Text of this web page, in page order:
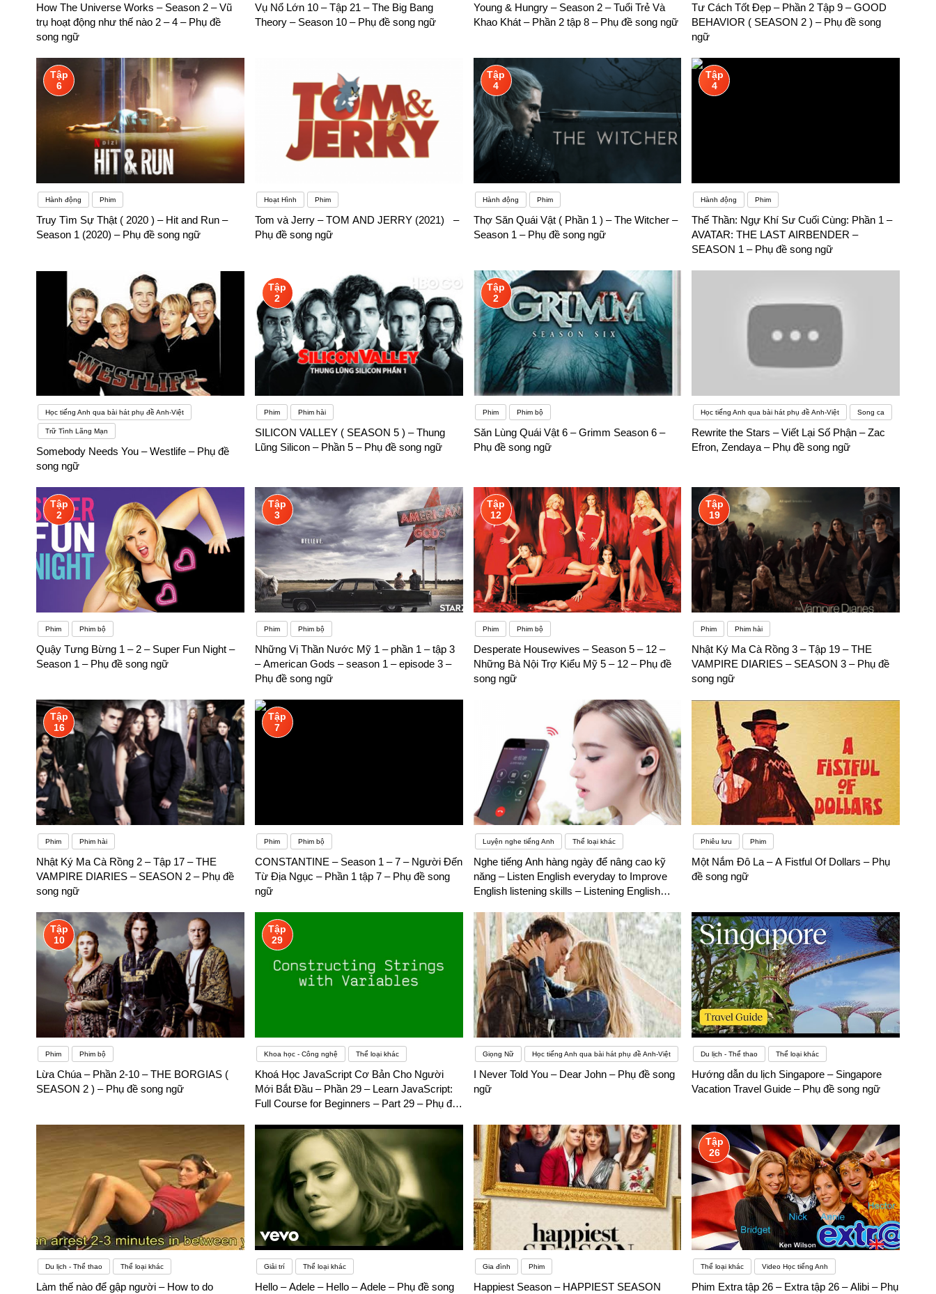
How The Universe Works – Season 2 – Vũ
trụ hoạt động như thế nào 2 – 4 – Phụ đề
song ngữ
Vụ Nổ Lớn 10 – Tập 21 – The Big Bang
Theory – Season 10 – Phụ đề song ngữ
Young & Hungry – Season 2 – Tuổi Trẻ Và
Khao Khát – Phần 2 tập 8 – Phụ đề song ngữ
Tư Cách Tốt Đẹp – Phần 2 Tập 9 – GOOD
BEHAVIOR ( SEASON 2 ) – Phụ đề song
ngữ
Tập
6
Hành động Phim
Truy Tìm Sự Thật ( 2020 ) – Hit and Run –
Season 1 (2020) – Phụ đề song ngữ
Hoạt Hình Phim
Tom và Jerry – TOM AND JERRY (2021) –
Phụ đề song ngữ
Tập
4
Hành động Phim
Thợ Săn Quái Vật ( Phần 1 ) – The Witcher –
Season 1 – Phụ đề song ngữ
Tập
4
Hành động Phim
Thế Thần: Ngự Khí Sư Cuối Cùng: Phần 1 –
AVATAR: THE LAST AIRBENDER –
SEASON 1 – Phụ đề song ngữ
Học tiếng Anh qua bài hát phụ đề Anh-Việt
Trữ Tình Lãng Mạn
Somebody Needs You – Westlife – Phụ đề
song ngữ
Tập
2
Phim Phim hài
SILICON VALLEY ( SEASON 5 ) – Thung
Lũng Silicon – Phần 5 – Phụ đề song ngữ
Tập
2
Phim Phim bộ
Săn Lùng Quái Vật 6 – Grimm Season 6 –
Phụ đề song ngữ
Học tiếng Anh qua bài hát phụ đề Anh-Việt Song ca
Rewrite the Stars – Viết Lại Số Phận – Zac
Efron, Zendaya – Phụ đề song ngữ
Tập
2
Phim Phim bộ
Quậy Tưng Bừng 1 – 2 – Super Fun Night –
Season 1 – Phụ đề song ngữ
Tập
3
Phim Phim bộ
Những Vị Thần Nước Mỹ 1 – phần 1 – tập 3
– American Gods – season 1 – episode 3 –
Phụ đề song ngữ
Tập
12
Phim Phim bộ
Desperate Housewives – Season 5 – 12 –
Những Bà Nội Trợ Kiểu Mỹ 5 – 12 – Phụ đề
song ngữ
Tập
19
Phim Phim hài
Nhật Ký Ma Cà Rồng 3 – Tập 19 – THE
VAMPIRE DIARIES – SEASON 3 – Phụ đề
song ngữ
Tập
16
Phim Phim hài
Nhật Ký Ma Cà Rồng 2 – Tập 17 – THE
VAMPIRE DIARIES – SEASON 2 – Phụ đề
song ngữ
Tập
7
Phim Phim bộ
CONSTANTINE – Season 1 – 7 – Người Đến
Từ Địa Ngục – Phần 1 tập 7 – Phụ đề song
ngữ
Luyện nghe tiếng Anh Thể loại khác
Nghe tiếng Anh hàng ngày để nâng cao kỹ
năng – Listen English everyday to Improve
English listening skills – Listening English
Phiêu lưu Phim
Một Nắm Đô La – A Fistful Of Dollars – Phụ
đề song ngữ
Tập
10
Phim Phim bộ
Lừa Chúa – Phần 2-10 – THE BORGIAS (
SEASON 2 ) – Phụ đề song ngữ
Tập
29
Khoa học - Công nghệ Thể loại khác
Khoá Học JavaScript Cơ Bản Cho Người
Mới Bắt Đầu – Phần 29 – Learn JavaScript:
Full Course for Beginners – Part 29 – Phụ đề
Giọng Nữ Học tiếng Anh qua bài hát phụ đề Anh-Việt
I Never Told You – Dear John – Phụ đề song
ngữ
Du lịch - Thể thao Thể loại khác
Hướng dẫn du lịch Singapore – Singapore
Vacation Travel Guide – Phụ đề song ngữ
Du lịch - Thể thao Thể loại khác
Làm thế nào để gập người – How to do
Giải trí Thể loại khác
Hello – Adele – Hello – Adele – Phụ đề song
Gia đình Phim
Happiest Season – HAPPIEST SEASON
Tập
26
Thể loại khác Video Học tiếng Anh
Phim Extra tập 26 – Extra tập 26 – Alibi – Phụ